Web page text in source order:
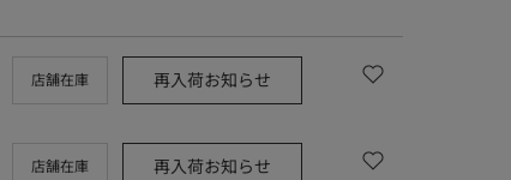
店舗在庫 再入荷お知らせ
店舗在庫 再入荷お知らせ